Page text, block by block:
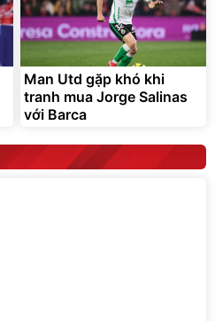
Man Utd gặp khó khi
tranh mua Jorge Salinas
với Barca